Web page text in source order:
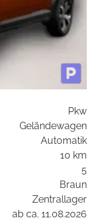
Pkw
Geländewagen
Automatik
10 km
5
Braun
Zentrallager
ab ca. 11.08.2026